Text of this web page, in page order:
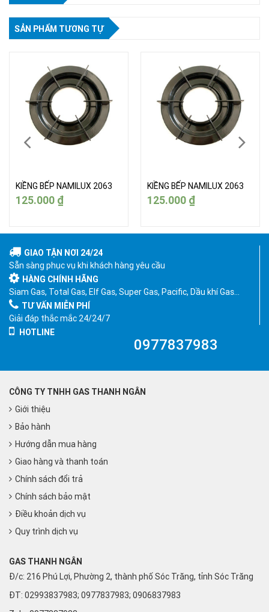
SẢN PHẨM TƯƠNG TỰ
KIỀNG BẾP NAMILUX 2063
125.000 ₫
KIỀNG BẾP NAMILUX 2063
125.000 ₫
GIAO TẬN NƠI 24/24
Sẵn sàng phục vụ khi khách hàng yêu cầu
HÀNG CHÍNH HÃNG
Siam Gas, Total Gas, Elf Gas, Super Gas, Pacific, Dầu khí Gas…
TƯ VẤN MIỄN PHÍ
Giải đáp thắc mắc 24/24/7
HOTLINE
0977837983
CÔNG TY TNHH GAS THANH NGÂN
Giới thiệu
Bảo hành
Hướng dẫn mua hàng
Giao hàng và thanh toán
Chính sách đổi trả
Chính sách bảo mật
Điều khoản dịch vụ
Quy trình dịch vụ
GAS THANH NGÂN
Đ/c: 216 Phú Lợi, Phường 2, thành phố Sóc Trăng, tỉnh Sóc Trăng
ĐT: 02993837983; 0977837983; 0906837983